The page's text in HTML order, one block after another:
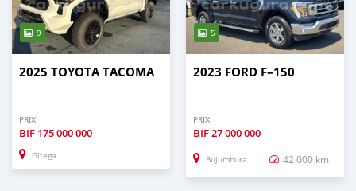
9
2025 TOYOTA TACOMA
PRIX
BIF 175 000 000
Gitega
5
2023 FORD F–150
PRIX
BIF27 000 000
Bujumbura 42 000 km